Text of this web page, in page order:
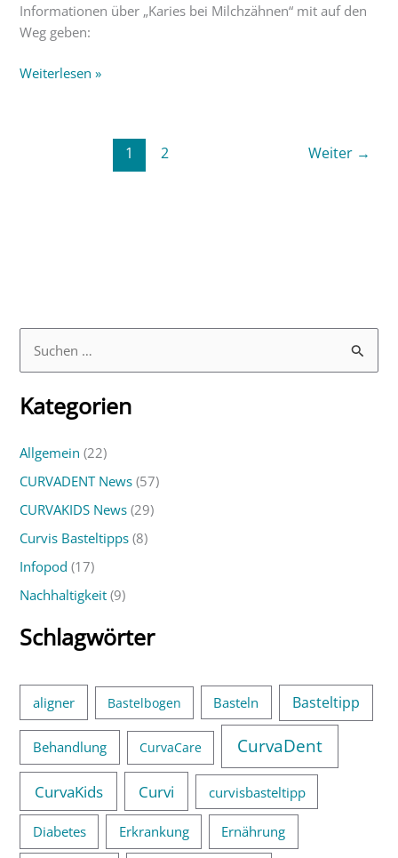
Informationen über „Karies bei Milchzähnen“ mit auf den
Weg geben:
Weiterlesen »
1 2 Weiter →
c
e
n
n
a
c
Kategorien
Allgemein (22)
CURVADENT News (57)
CURVAKIDS News (29)
Curvis Basteltipps (8)
Infopod (17)
Nachhaltigkeit (9)
Schlagwörter
aligner Bastelbogen Basteln Basteltipp
Behandlung CurvaCare CurvaDent
CurvaKids Curvi curvisbasteltipp
Diabetes Erkrankung Ernährung